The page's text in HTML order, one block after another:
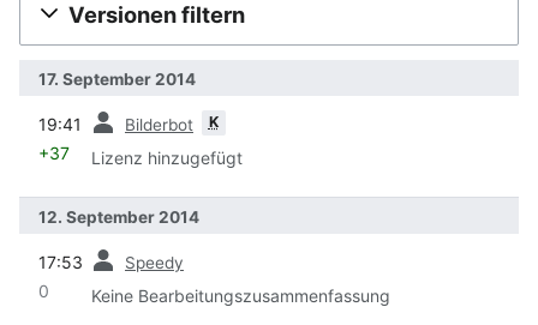
Versionen filtern
17. September 2014
19:41 Bilderbot K
+37 Lizenz hinzugefügt
12. September 2014
17:53 Speedy
0 Keine Bearbeitungszusammenfassung